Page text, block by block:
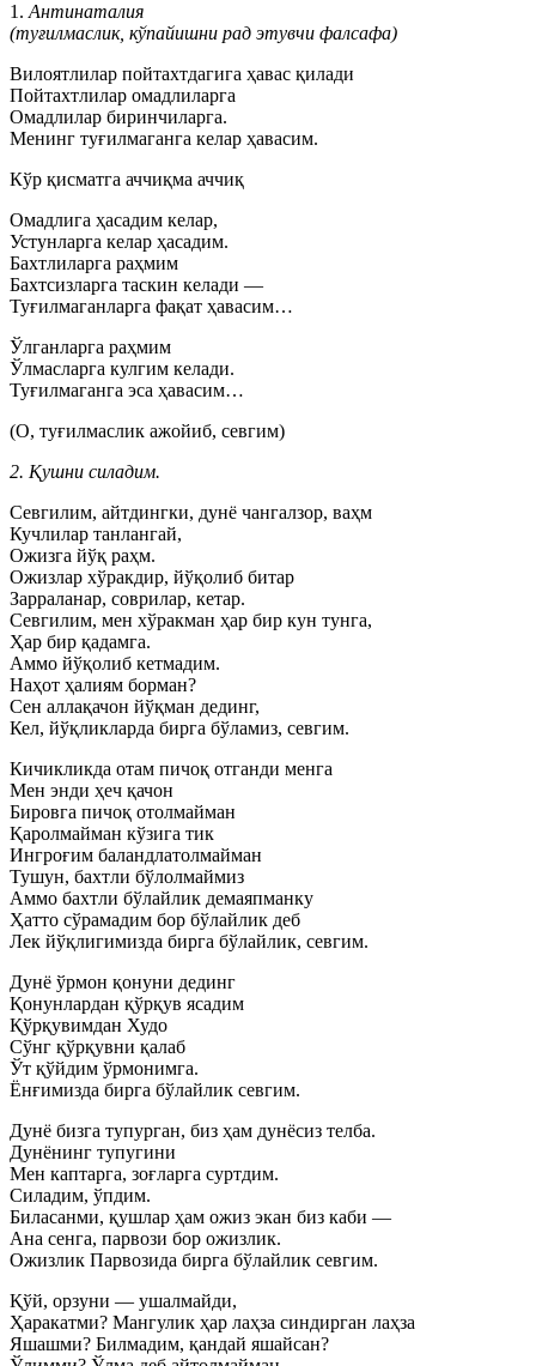
1. Антинаталия
(туғилмаслик, кўпайишни рад этувчи фалсафа)
Вилоятлилар пойтахтдагига ҳавас қилади
Пойтахтлилар омадлиларга
Омадлилар биринчиларга.
Менинг туғилмаганга келар ҳавасим.
Кўр қисматга аччиқма аччиқ
Омадлига ҳасадим келар,
Устунларга келар ҳасадим.
Бахтлиларга раҳмим
Бахтсизларга таскин келади —
Туғилмаганларга фақат ҳавасим…
Ўлганларга раҳмим
Ўлмасларга кулгим келади.
Туғилмаганга эса ҳавасим…
(О, туғилмаслик ажойиб, севгим)
2. Қушни силадим.
Севгилим, айтдингки, дунё чангалзор, ваҳм
Кучлилар танлангай,
Ожизга йўқ раҳм.
Ожизлар хўракдир, йўқолиб битар
Зарраланар, соврилар, кетар.
Севгилим, мен хўракман ҳар бир кун тунга,
Ҳар бир қадамга.
Аммо йўқолиб кетмадим.
Наҳот ҳалиям борман?
Сен аллақачон йўқман дединг,
Кел, йўқликларда бирга бўламиз, севгим.
Кичикликда отам пичоқ отганди менга
Мен энди ҳеч қачон
Бировга пичоқ отолмайман
Қаролмайман кўзига тик
Ингроғим баландлатолмайман
Тушун, бахтли бўлолмаймиз
Аммо бахтли бўлайлик демаяпманку
Ҳатто сўрамадим бор бўлайлик деб
Лек йўқлигимизда бирга бўлайлик, севгим.
Дунё ўрмон қонуни дединг
Қонунлардан қўрқув ясадим
Қўрқувимдан Худо
Сўнг қўрқувни қалаб
Ўт қўйдим ўрмонимга.
Ёнғимизда бирга бўлайлик севгим.
Дунё бизга тупурган, биз ҳам дунёсиз телба.
Дунёнинг тупугини
Мен каптарга, зоғларга суртдим.
Силадим, ўпдим.
Биласанми, қушлар ҳам ожиз экан биз каби —
Ана сенга, парвози бор ожизлик.
Ожизлик Парвозида бирга бўлайлик севгим.
Қўй, орзуни — ушалмайди,
Ҳаракатми? Мангулик ҳар лаҳза синдирган лаҳза
Яшашми? Билмадим, қандай яшайсан?